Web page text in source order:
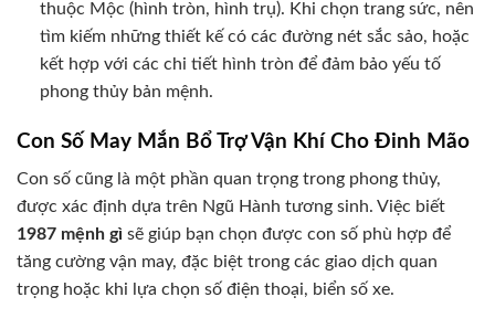
thuộc Mộc (hình tròn, hình trụ). Khi chọn trang sức, nên
tìm kiếm những thiết kế có các đường nét sắc sảo, hoặc
kết hợp với các chi tiết hình tròn để đảm bảo yếu tố
phong thủy bản mệnh.
Con Số May Mắn Bổ Trợ Vận Khí Cho Đinh Mão
Con số cũng là một phần quan trọng trong phong thủy,
được xác định dựa trên Ngũ Hành tương sinh. Việc biết
1987 mệnh gì sẽ giúp bạn chọn được con số phù hợp để
tăng cường vận may, đặc biệt trong các giao dịch quan
trọng hoặc khi lựa chọn số điện thoại, biển số xe.